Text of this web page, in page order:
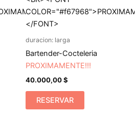
duracion: larga
Bartender-Cocteleria
PROXIMAMENTE!!!
40.000,00$
RESERVAR